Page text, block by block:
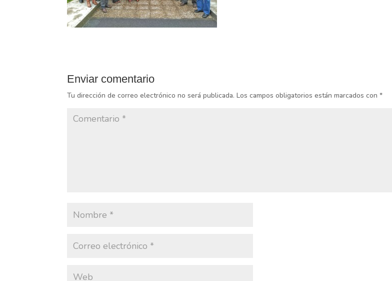
Enviar comentario
Tu dirección de correo electrónico no será publicada. Los campos obligatorios están marcados con*